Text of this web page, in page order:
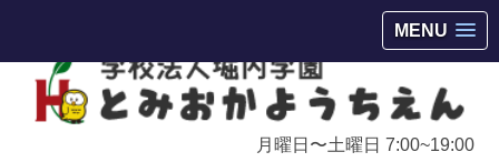
MENU
月曜日〜土曜日 7:00~19:00